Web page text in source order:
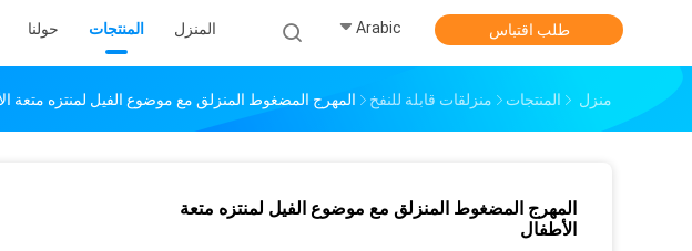
المنزل المنتجات حولنا Arabic طلب اقتباس
منزل المنتجات منزلقات قابلة للنفخ المهرج المضغوط المنزلق مع موضوع الفيل لمنتزه متعة
المهرج المضغوط المنزلق مع موضوع الفيل لمنتزه متعة
الأطفال